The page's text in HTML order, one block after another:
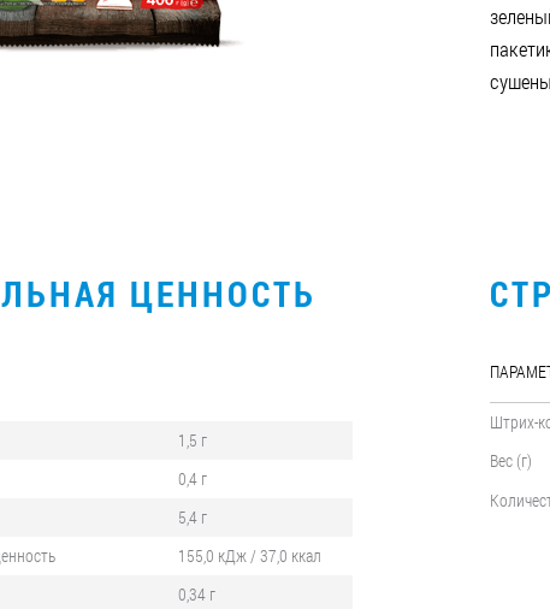
ЦЕННОСТЬ
1,5 г
0,4 г
5,4 г
155,0 кДж / 37,0 ккал
0,34 г
Штрих-
Вес (г)